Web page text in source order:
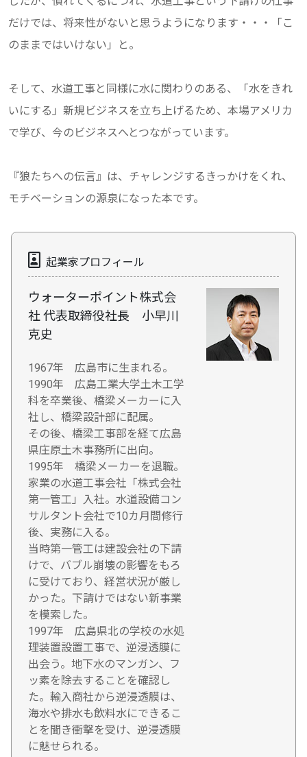
だけでは、将来性がないと思うようになります・・・「こ
のままではいけない」と。
そして、水道工事と同様に水に関わりのある、「水をきれ
いにする」新規ビジネスを立ち上げるため、本場アメリカ
で学び、今のビジネスへとつながっています。
『狼たちへの伝言』は、チャレンジするきっかけをくれ、
モチベーションの源泉になった本です。
起業家プロフィール
ウォーターポイント株式会
社 代表取締役社長 小早川
克史
1967年 広島市に生まれる。
1990年 広島工業大学土木工学
科を卒業後、橋梁メーカーに入
社し、橋梁設計部に配属。
その後、橋梁工事部を経て広島
県庄原土木事務所に出向。
1995年 橋梁メーカーを退職。
家業の水道工事会社「株式会社
第一管工」入社。水道設備コン
サルタント会社で10カ月間修行
後、実務に入る。
当時第一管工は建設会社の下請
けで、バブル崩壊の影響をもろ
に受けており、経営状況が厳し
かった。下請けではない新事業
を模索した。
1997年 広島県北の学校の水処
理装置設置工事で、逆浸透膜に
出会う。地下水のマンガン、フ
ッ素を除去することを確認し
た。輸入商社から逆浸透膜は、
海水や排水も飲料水にできるこ
とを聞き衝撃を受け、逆浸透膜
に魅せられる。